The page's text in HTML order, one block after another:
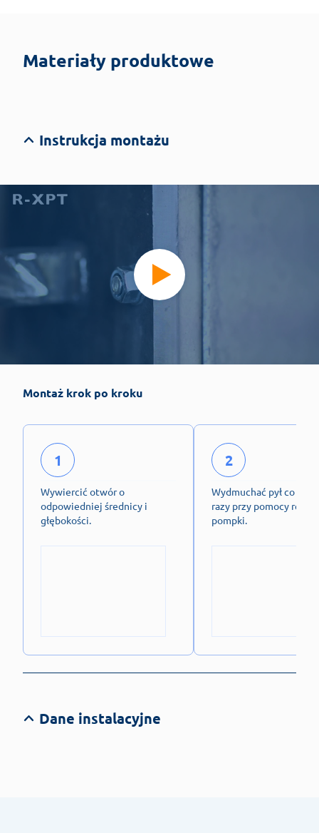
Materiały produktowe
Instrukcja montażu
Montaż krok po kroku
1
Wywiercić otwór o
odpowiedniej średnicy i
głębokości.
2
Wydmuchać pył co
razy przy pomocy
pompki.
Dane instalacyjne